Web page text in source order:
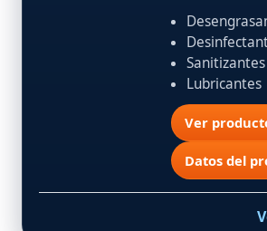
Sanitizantes
Lubricantes
Ver
Datos del